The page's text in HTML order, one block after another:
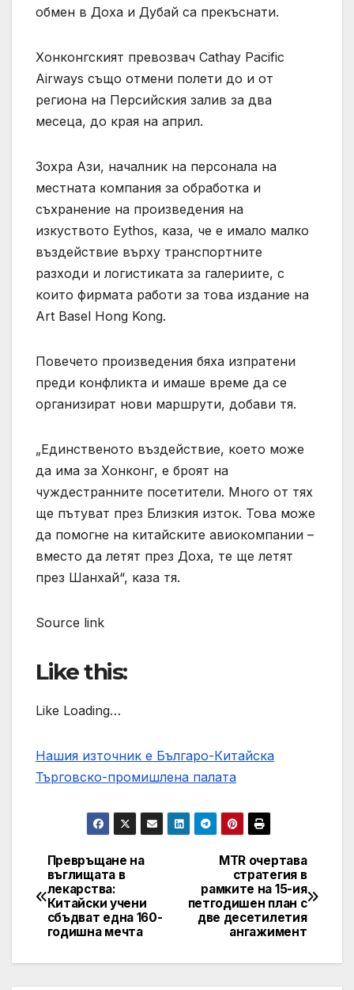
обмен в Доха и Дубай са прекъснати.
Хонконгският превозвач Cathay Pacific
Airways също отмени полети до и от
региона на Персийския залив за два
месеца, до края на април.
Зохра Ази, началник на персонала на
местната компания за обработка и
съхранение на произведения на
изкуството Eythos, каза, че е имало малко
въздействие върху транспортните
разходи и логистиката за галериите, с
които фирмата работи за това издание на
Art Basel Hong Kong.
Повечето произведения бяха изпратени
преди конфликта и имаше време да се
организират нови маршрути, добави тя.
„Единственото въздействие, което може
да има за Хонконг, е броят на
чуждестранните посетители. Много от тях
ще пътуват през Близкия изток. Това може
да помогне на китайските авиокомпании –
вместо да летят през Доха, те ще летят
през Шанхай“, каза тя.
Source link
Like this:
Like Loading…
Нашия източник е Българо-Китайска
Търговско-промишлена палaта
Post
navigation
MTR очертава
стратегия в
рамките на 15-ия
петгодишен план с
две десетилетия
ангажимент
Превръщане на
въглищата в
лекарства:
Китайски учени
сбъдват една 160-
годишна мечта